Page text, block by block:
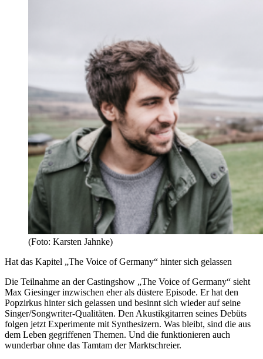
(Foto: Karsten Jahnke)
Hat das Kapitel „The Voice of Germany“ hinter sich gelassen
Die Teilnahme an der Castingshow „The Voice of Germany“ sieht
Max Giesinger inzwischen eher als düstere Episode. Er hat den
Popzirkus hinter sich gelassen und besinnt sich wieder auf seine
Singer/Songwriter-Qualitäten. Den Akustikgitarren seines Debüts
folgen jetzt Experimente mit Synthesizern. Was bleibt, sind die aus
dem Leben gegriffenen Themen. Und die funktionieren auch
wunderbar ohne das Tamtam der Marktschreier.